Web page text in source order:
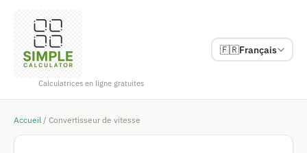
Calculatrices en ligne gratuites
🇫🇷Français
Accueil / Convertisseur de vitesse